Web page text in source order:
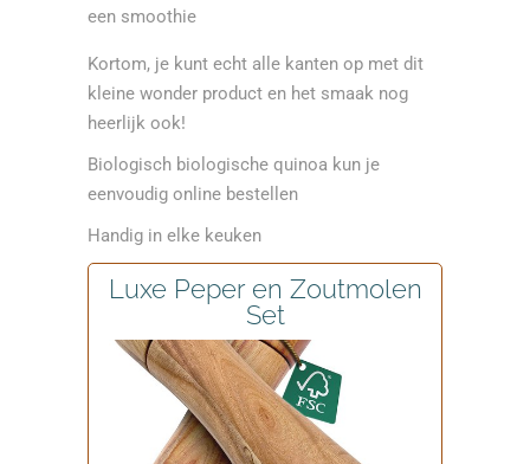
een smoothie
Kortom, je kunt echt alle kanten op met dit
kleine wonder product en het smaak nog
heerlijk ook!
Biologisch biologische quinoa kun je
eenvoudig online bestellen
Handig in elke keuken
Luxe Peper en Zoutmolen
Set